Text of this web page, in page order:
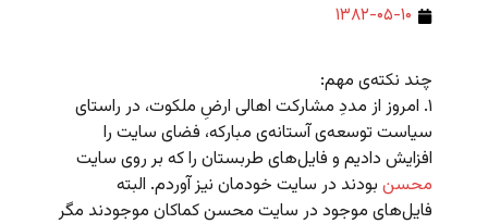
۱۳۸۲-۰۵-۱۰
چند نکته‌ی مهم:
۱. امروز از مددِ مشارکت اهالی ارضِ ملکوت، در راستای
سیاست توسعه‌ی آستانه‌ی مبارکه، فضای سایت را
افزایش دادیم و فایل‌های طربستان را که بر روی سایت
محسن بودند در سایت خودمان نیز آوردم. البته
فایل‌های موجود در سایت محسن کماکان موجودند مگر